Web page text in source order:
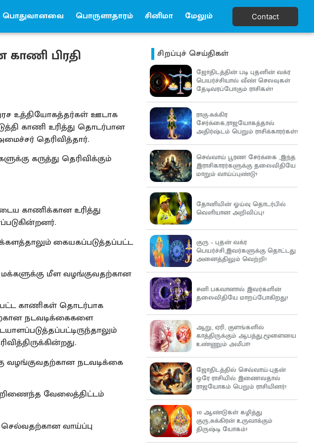
பொதுவானவை பொருளாதாரம் சினிமா மேலும் Contact
காணி பிரதி
அரச உத்தியோகத்தர்கள் ஊடாக
காணி உரித்து தொடர்பான
தெரிவித்தார்.
கருத்து தெரிவிக்கும்
காணிக்கான உரித்து
கையகப்படுத்தப்பட்ட
மீள வழங்குவதற்கான
காணிகள் தொடர்பாக
நடவடிக்கைகளை
வழங்குவதற்கான நடவடிக்கை
வேலைத்திட்டம்
வாய்ப்பு
சிறப்புச் செய்திகள்
ஜோதிடத்தின் படி புதனின் வக்ர
பெயர்ச்சியால் வீண் செலவுகள்
தேடிவரப்போகும் ராசிகள்!
ராகு-சுக்கிர
சேர்க்கை,ராஜயோகத்தால்
அதிர்ஷ்டம் பெறும் ராசிக்காரர்கள்!
செவ்வாய் பூரண சேர்க்கை ,இந்த
இராசிகாரர்களுக்கு தலைவிதியே
மாறும் வாய்ப்புண்டு!
தோனியின் ஓய்வு தொடர்பில்
வெளியான அறிவிப்பு!
குரு – புதன் வக்ர
பெயர்ச்சி,இவர்களுக்கு தொட்டது
அனைத்திலும் வெற்றி!
சனி பகவானால் இவர்களின்
தலைவிதியே மாறப்போகிறது!
ஆறு, ஏரி, குளங்களில்
காத்திருக்கும் ஆபத்து,மூளையை
உண்ணும் அமீபா!
ஜோதிடத்தில் செவ்வாய்-புதன்
ஒரே ராசியில் இணைவதால்
ராஜயோகம் பெறும் ராசியினர்!
10 ஆண்டுகள் கழித்து
குரு,சுக்கிரன் உருவாக்கும்
திருஷ்டி யோகம்!